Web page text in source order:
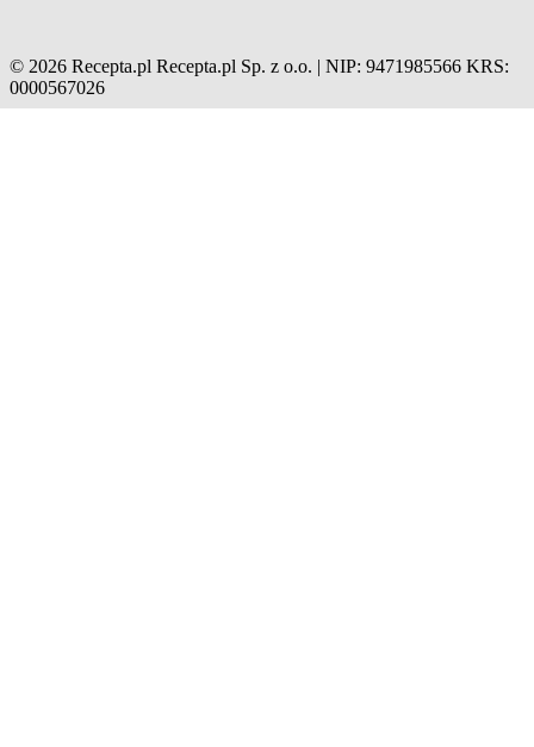
© 2026 Recepta.pl Recepta.pl Sp. z o.o. | NIP: 9471985566 KRS:
0000567026